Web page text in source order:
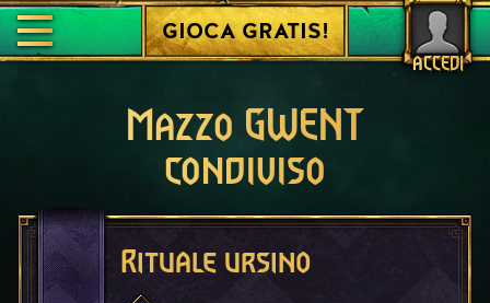
ACCEDI
GIOCA GRATIS!
Mazzo GWENT
condiviso
Rituale ursino